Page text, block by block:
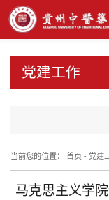
党建工作
当前您的位置： 首页 - 党建
马克思主义学